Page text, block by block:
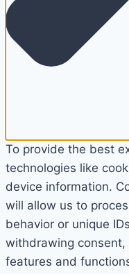
To provide the best
technologies like
device information.
will allow us to
behavior or unique
withdrawing
features and